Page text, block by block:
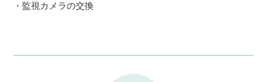
・監視カメラの交換